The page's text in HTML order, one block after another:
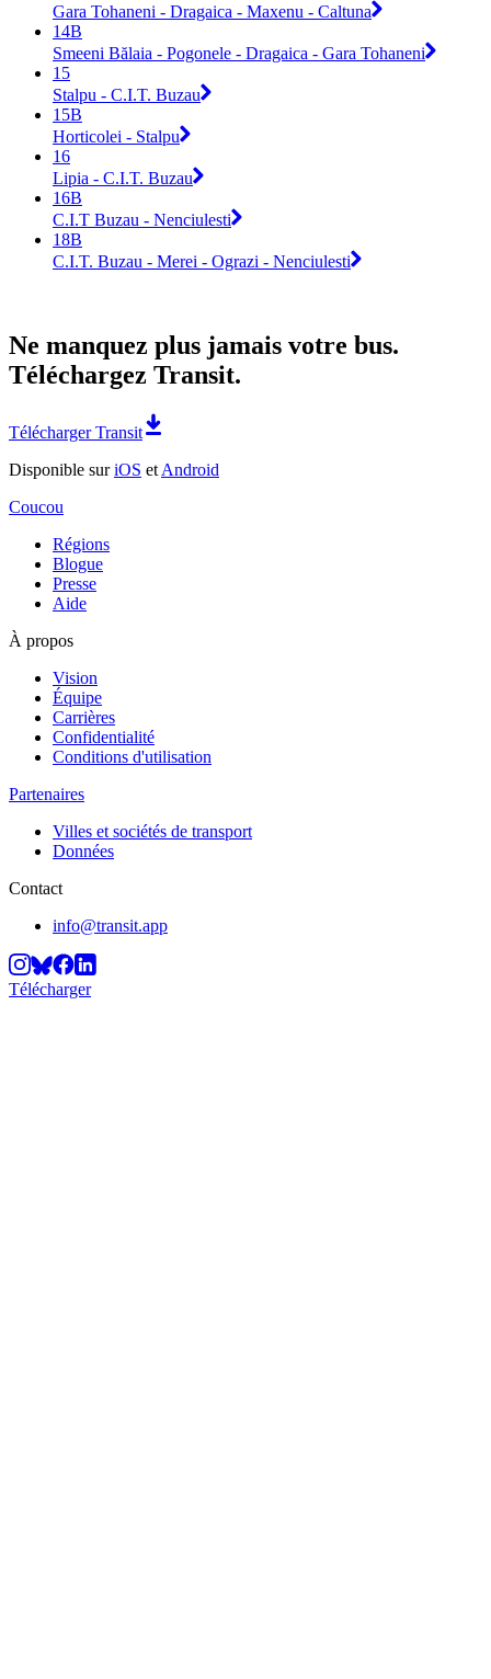
Gara Tohaneni - Dragaica - Maxenu - Caltuna
14B
Smeeni Bălaia - Pogonele - Dragaica - Gara Tohaneni
15
Stalpu - C.I.T. Buzau
15B
Horticolei - Stalpu
16
Lipia - C.I.T. Buzau
16B
C.I.T Buzau - Nenciulesti
18B
C.I.T. Buzau - Merei - Ograzi - Nenciulesti
Ne manquez plus jamais votre bus.
Téléchargez Transit.
Télécharger Transit
Disponible suriOS et Android
Coucou
Régions
Blogue
Presse
Aide
À propos
Vision
Équipe
Carrières
Confidentialité
Conditions d'utilisation
Partenaires
Villes et sociétés de transport
Données
Contact
info@transit.app
Télécharger